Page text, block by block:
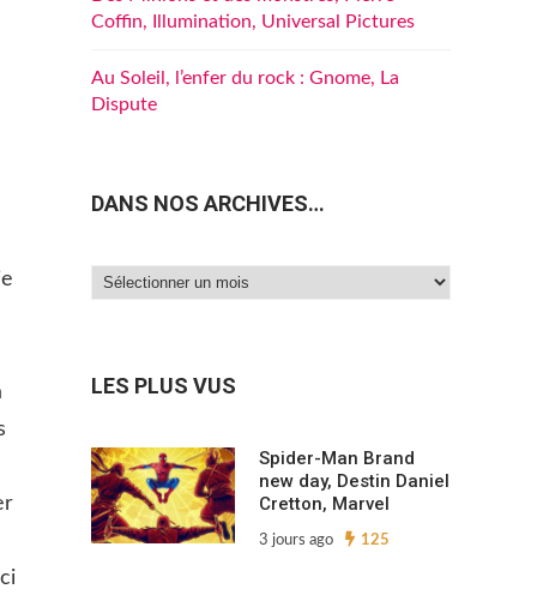
Coffin, Illumination, Universal Pictures
Au Soleil, l’enfer du rock : Gnome, La
Dispute
DANS NOS ARCHIVES…
Dans
LES PLUS VUS
Spider-Man Brand
new day, Destin Daniel
Cretton, Marvel
3 jours ago 125